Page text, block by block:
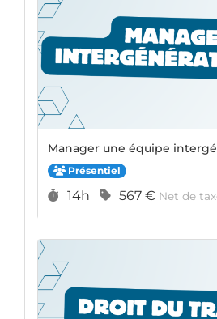
Manager une équipe
Présentiel
Durée :
14h Prix :
567 € Net de